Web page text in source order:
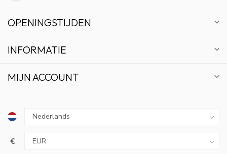
OPENINGSTIJDEN
INFORMATIE
MIJN ACCOUNT
€